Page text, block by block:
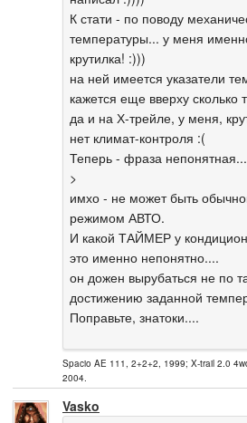
К стати - по поводу
температуры... у меня
крутилка! :)))
на ней имеется указатели
кажется еще вверху сколько
да и на Х-трейле, у меня,
нет климат-контроля :(
Теперь - фраза непонятная...
>
имхо - не может быть
режимом АВТО.
И какой ТАЙМЕР у
это именно непонятно....
он дожен вырубаться не по
достижению заданной
Поправьте, знатоки....
Spacio AE 111, 2+2+2, 1999; X-trail 2.0
2004.
Vasko